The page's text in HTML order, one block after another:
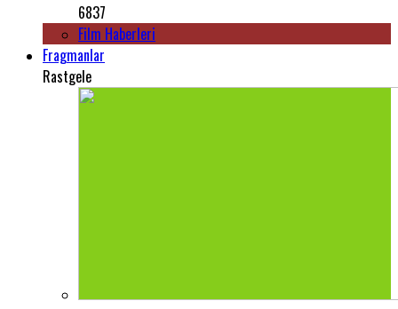
6837
Film Haberleri
Fragmanlar
Rastgele